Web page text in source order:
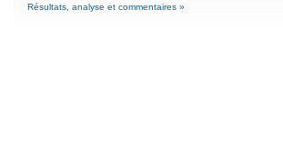
Résultats, analyse et commentaires »